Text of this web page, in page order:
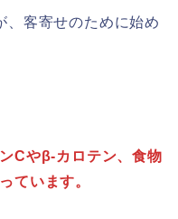
、客寄せのために始め
Cやβ-カロテン、食物
ています。